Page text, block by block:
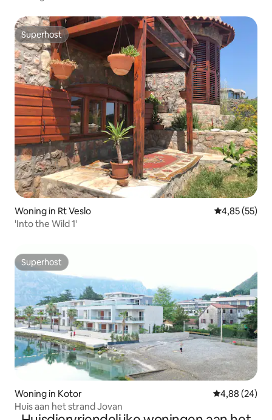
Superhost
Superhost
Woning in Rt Veslo Gemiddelde
4,85 (55)
'Into the Wild 1'
Superhost
Superhost
Woning in Kotor Gemiddelde
4,88 (24)
Huis aan het strand Jovan